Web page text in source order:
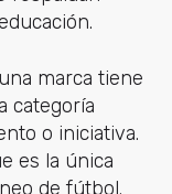
marca tiene
categoría
o iniciativa.
es la única
de fútbol.